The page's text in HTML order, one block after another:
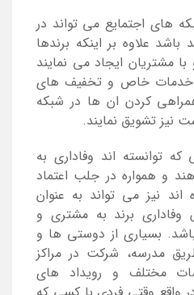
های اجتمایع می تواند در
علاوه بر اینکه برندها
با مشتریان ایجاد می نمایند
خدمات خاص و تخفیف های
کردن ان ها در شبکه
نیز تشویق نمایند.
توانسته اند وفاداری به
و همواره در جلب اعتماد
نیز می تواند به عنوان
وفاداری برند به مشتری و
بسیاری از دوستی ها و
مدرسه، شرکت در مراکز
مختلف و رویداد های